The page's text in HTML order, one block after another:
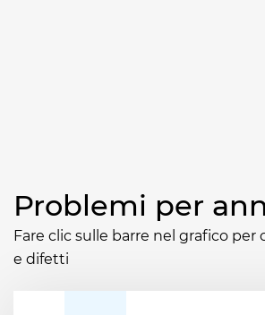
Problemi per
Fare clic sulle barre nel grafico
e difetti